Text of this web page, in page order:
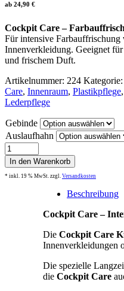
ab 24,90 €
Cockpit Care –
Für intensive
Innenverkleidung. Geeignet
und frischem Duft.
Artikelnummer: 224 Kategorie:
Care, Innenraum, Plastikpflege,
Lederpflege
Gebinde
Auslaufhahn
CockpitCare
Menge
In den Warenkorb
* inkl. 19 % MwSt. zzgl. Versandkosten
Beschreibung
Cockpit Care –
Die Cockpit Care
Innenverkleidungen
Die spezielle
die Cockpit Care